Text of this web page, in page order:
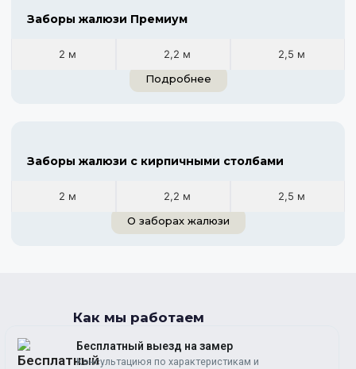
Заборы жалюзи Премиум
2 м 2,2 м
2,5 м
Подробнее
Заборы жалюзи с кирпичными столбами
2 м 2,2 м
2,5 м
О заборах жалюзи
Как мы работаем
Бесплатный выезд на замер
Консультациюя по характеристикам и